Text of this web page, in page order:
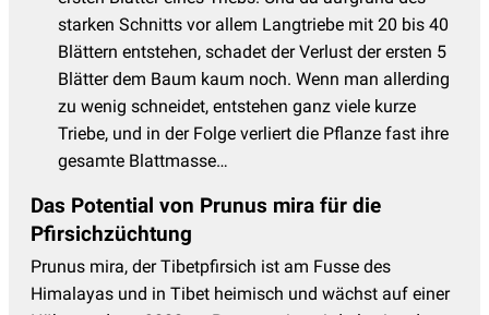
starken Schnitts vor allem Langtriebe mit 20 bis 40
Blättern entstehen, schadet der Verlust der ersten 5
Blätter dem Baum kaum noch. Wenn man allerding
zu wenig schneidet, entstehen ganz viele kurze
Triebe, und in der Folge verliert die Pflanze fast ihre
gesamte Blattmasse…
Das Potential von Prunus mira für die
Pfirsichzüchtung
Prunus mira, der Tibetpfirsich ist am Fusse des
Himalayas und in Tibet heimisch und wächst auf einer